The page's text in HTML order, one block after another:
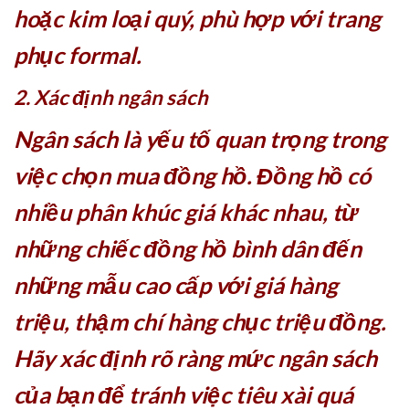
hoặc kim loại quý, phù hợp với trang
phục formal.
2. Xác định ngân sách
Ngân sách là yếu tố quan trọng trong
việc chọn mua đồng hồ. Đồng hồ có
nhiều phân khúc giá khác nhau, từ
những chiếc đồng hồ bình dân đến
những mẫu cao cấp với giá hàng
triệu, thậm chí hàng chục triệu đồng.
Hãy xác định rõ ràng mức ngân sách
của bạn để tránh việc tiêu xài quá